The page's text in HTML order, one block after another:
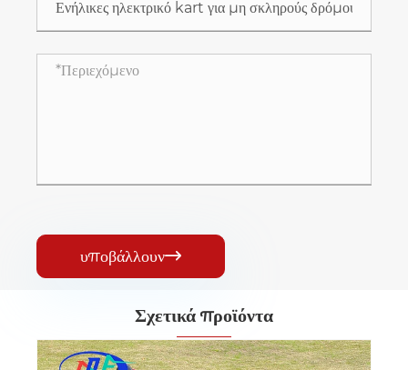
υποβάλλουν
Σχετικά προϊόντα